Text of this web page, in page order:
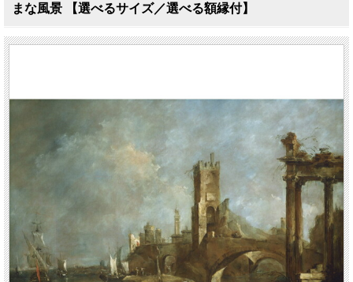
まな風景 【選べるサイズ／選べる額縁付】